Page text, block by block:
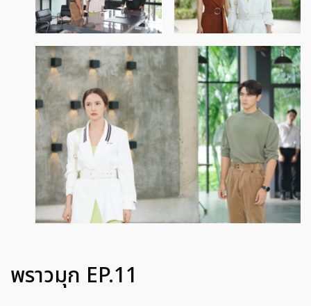
พราวมุก EP.11